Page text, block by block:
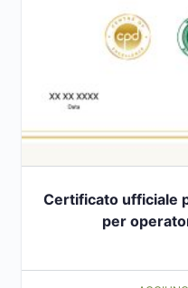
Certificato ufficiale
per